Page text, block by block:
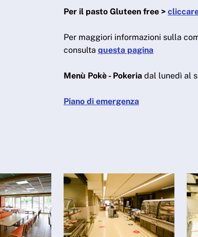
Per il pasto Gluteen free >
Per maggiori informazioni sulla
consulta questa pagina
Menù Pokè - Pokeria dal lunedì al
Piano di emergenza